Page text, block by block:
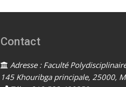
Contact
Adresse : Faculté
145 Khouribga principale, 25000,